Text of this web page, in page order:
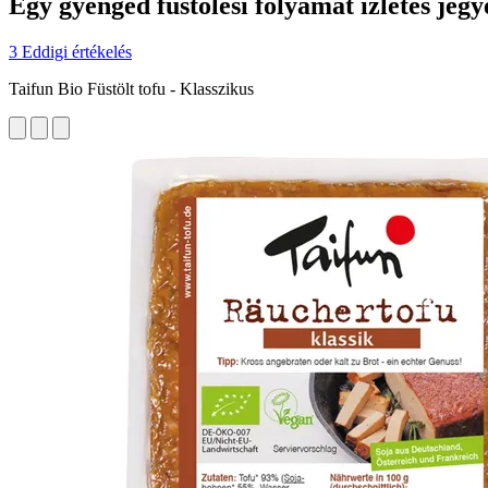
3 Eddigi értékelés
Taifun Bio Füstölt tofu - Klasszikus